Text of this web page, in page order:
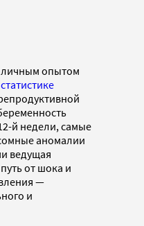
опытом
статистике
й недели, самые
аномалии
ведущая
от шока и
—
и